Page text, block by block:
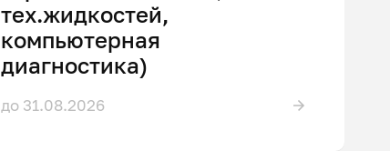
тех.жидкостей,
компьютерная
диагностика)
до 31.08.2026